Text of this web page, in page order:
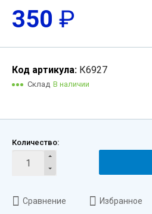
350 ₽
Код артикула: К6927
Склад В наличии
Количество:
Сравнение Избранное